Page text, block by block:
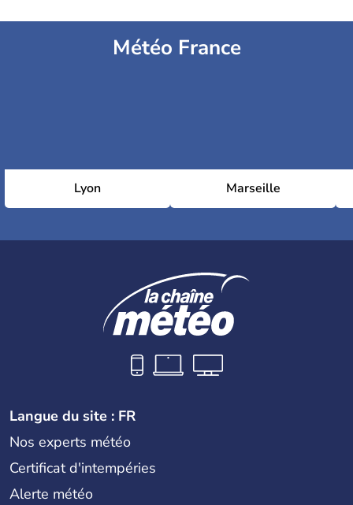
Météo France
Lyon Marseille
Langue du site : FR
Nos experts météo
Certificat d'intempéries
Alerte météo